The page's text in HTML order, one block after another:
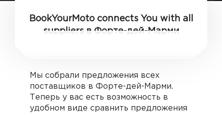
BookYourMoto connects You with all
suppliers в Форте-дей-Марми
Мы собрали предложения всех
поставщиков в Форте-дей-Марми.
Теперь у вас есть возможность в
удобном виде сравнить предложения